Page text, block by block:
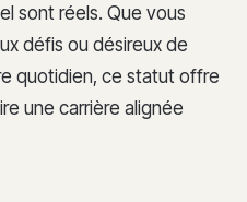
sont réels. Que vous
défis ou désireux de
quotidien, ce statut offre
une carrière alignée